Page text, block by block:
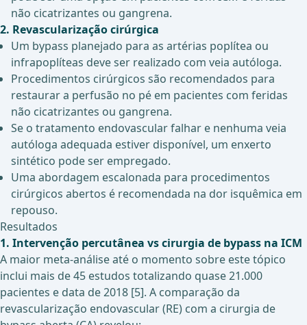
não cicatrizantes ou gangrena.
2. Revascularização cirúrgica
Um bypass planejado para as artérias poplítea ou
infrapoplíteas deve ser realizado com veia autóloga.
Procedimentos cirúrgicos são recomendados para
restaurar a perfusão no pé em pacientes com feridas
não cicatrizantes ou gangrena.
Se o tratamento endovascular falhar e nenhuma veia
autóloga adequada estiver disponível, um enxerto
sintético pode ser empregado.
Uma abordagem escalonada para procedimentos
cirúrgicos abertos é recomendada na dor isquêmica em
repouso.
Resultados
1. Intervenção percutânea vs cirurgia de bypass na ICM
A maior meta-análise até o momento sobre este tópico
inclui mais de 45 estudos totalizando quase 21.000
pacientes e data de 2018 [5]. A comparação da
revascularização endovascular (RE) com a cirurgia de